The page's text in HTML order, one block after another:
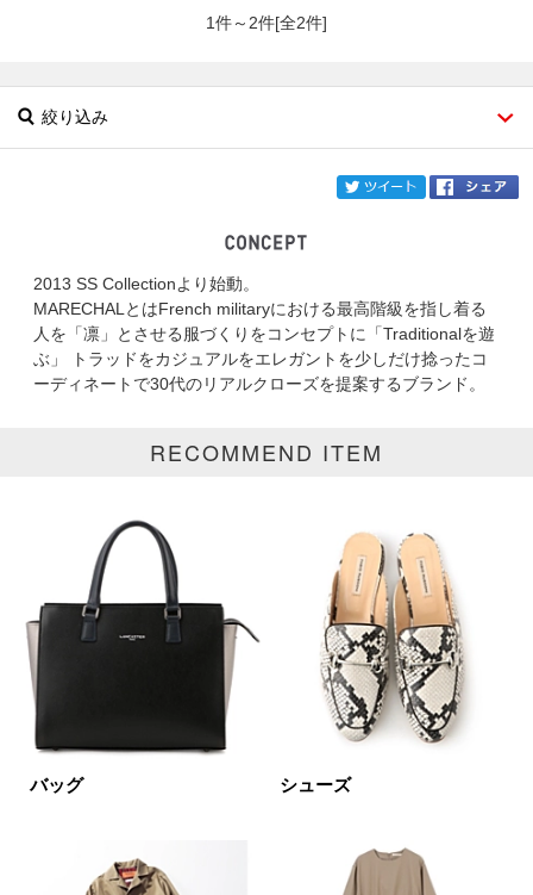
1件～2件[全2件]
絞り込み
ブランド MARECHAL TERRE
カテゴリ
サイズ
円～
表示オプション
新着
在庫あり
2013 SS Collectionより始動。
MARECHALとはFrench militaryにおける最高階級を指し着る
人を「凛」とさせる服づくりをコンセプトに「Traditionalを遊
ぶ」 トラッドをカジュアルをエレガントを少しだけ捻ったコ
ーディネートで30代のリアルクローズを提案するブランド。
RECOMMEND ITEM
バッグ シューズ